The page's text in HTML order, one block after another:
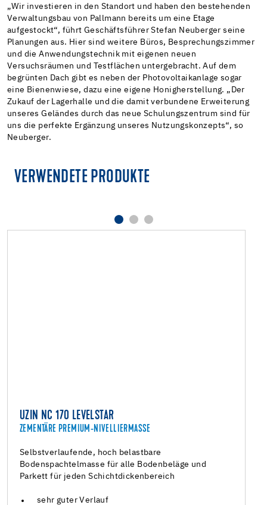
„Wir investieren in den Standort und haben den bestehenden
Verwaltungsbau von Pallmann bereits um eine Etage
aufgestockt“, führt Geschäftsführer Stefan Neuberger seine
Planungen aus. Hier sind weitere Büros, Besprechungszimmer
und die Anwendungstechnik mit eigenen neuen
Versuchsräumen und Testflächen untergebracht. Auf dem
begrünten Dach gibt es neben der Photovoltaikanlage sogar
eine Bienenwiese, dazu eine eigene Honigherstellung. „Der
Zukauf der Lagerhalle und die damit verbundene Erweiterung
unseres Geländes durch das neue Schulungszentrum sind für
uns die perfekte Ergänzung unseres Nutzungskonzepts“, so
Neuberger.
VERWENDETE PRODUKTE
UZIN NC 170 LEVELSTAR
ZEMENTÄRE PREMIUM-NIVELLIERMASSE
Selbstverlaufende, hoch belastbare
Bodenspachtelmasse für alle Bodenbeläge und
Parkett für jeden Schichtdickenbereich
sehr guter Verlauf